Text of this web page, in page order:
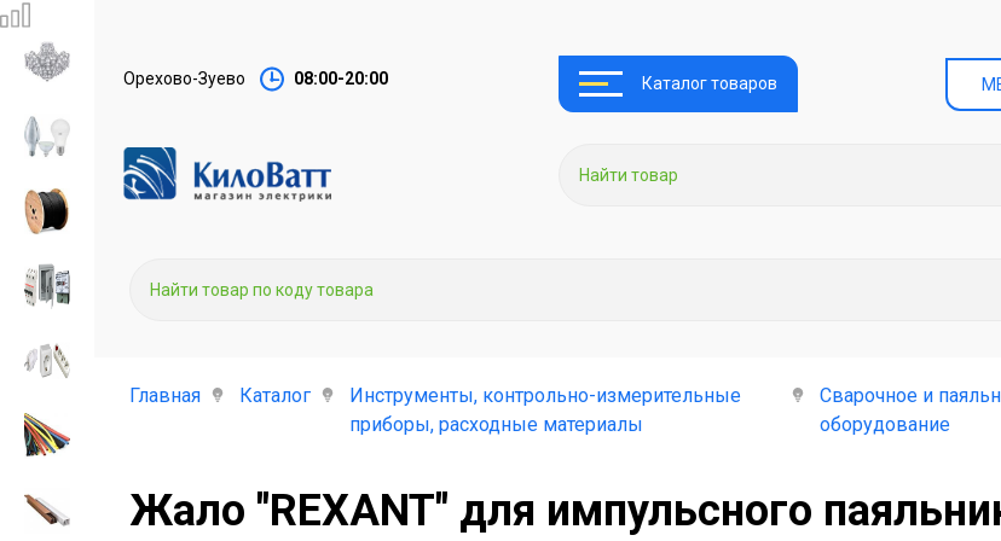
Орехово-Зуево 08:00-20:00 Каталог товаров
Главная Каталог
Инструменты, контрольно-измерительные
приборы, расходные материалы
Сварочное и
оборудование
Жало "REXANT" для импульсного